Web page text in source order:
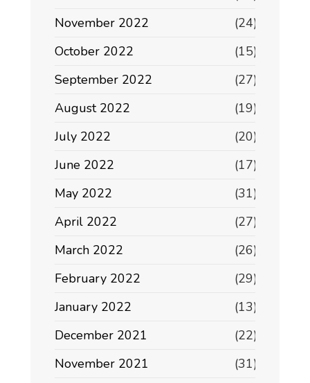
November 2022
(24)
October 2022
(15)
September 2022
(27)
August 2022
(19)
July 2022
(20)
June 2022
(17)
May 2022
(31)
April 2022
(27)
March 2022
(26)
February 2022
(29)
January 2022
(13)
December 2021
(22)
November 2021
(31)